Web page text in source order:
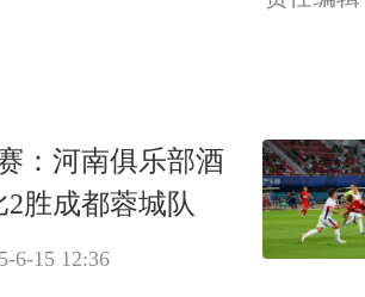
：河南俱乐部酒
胜成都蓉城队
6-15 12:36